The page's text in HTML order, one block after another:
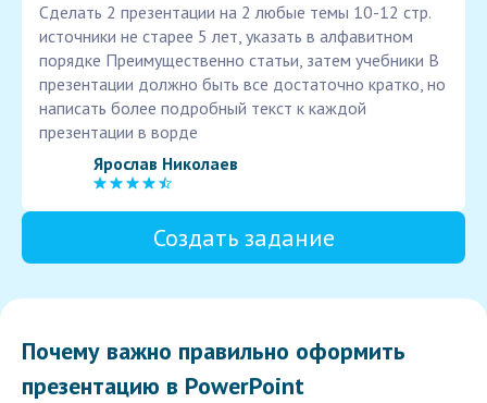
Сделать 2 презентации на 2 любые темы 10-12 стр.
источники не старее 5 лет, указать в алфавитном
порядке Преимущественно статьи, затем учебники В
презентации должно быть все достаточно кратко, но
написать более подробный текст к каждой
презентации в ворде
Ярослав Николаев
Создать задание
Почему важно правильно оформить
презентацию в PowerPoint